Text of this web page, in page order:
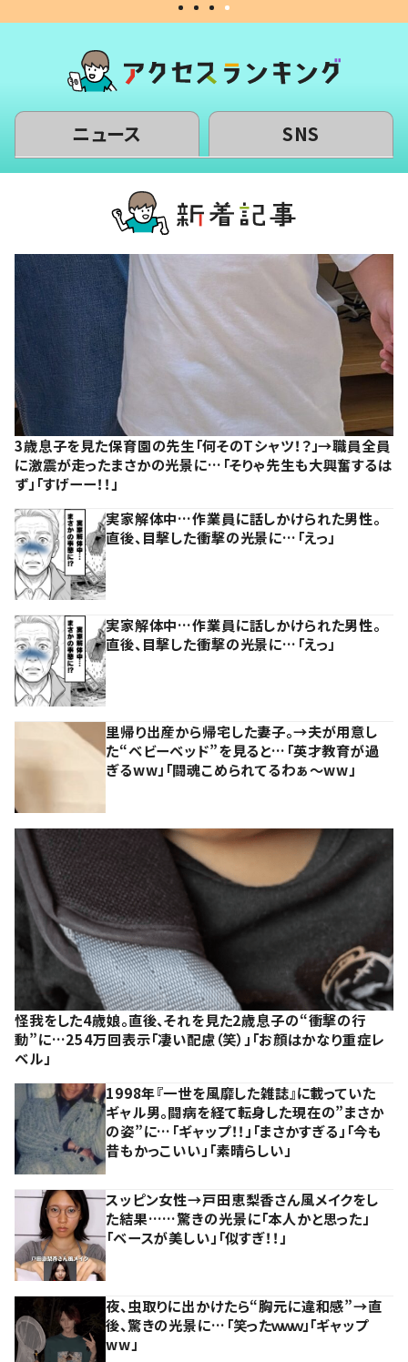
ニュース SNS
3歳息子を見た保育園の先生「何そのTシャツ！？」→職員全員
に激震が走ったまさかの光景に…「そりゃ先生も大興奮するは
ず」「すげーー！！」
実家解体中…作業員に話しかけられた男性。
直後、目撃した衝撃の光景に…「えっ」
実家解体中…作業員に話しかけられた男性。
直後、目撃した衝撃の光景に…「えっ」
里帰り出産から帰宅した妻子。→夫が用意し
た“ベビーベッド”を見ると…「英才教育が過
ぎるww」「闘魂こめられてるわぁ～ww」
怪我をした4歳娘。直後、それを見た2歳息子の“衝撃の行
動”に…254万回表示「凄い配慮（笑）」「お顔はかなり重症レ
ベル」
1998年『一世を風靡した雑誌』に載っていた
ギャル男。闘病を経て転身した現在の”まさか
の姿”に…「ギャップ！！」「まさかすぎる」「今も
昔もかっこいい」「素晴らしい」
スッピン女性→戸田恵梨香さん風メイクをし
た結果……驚きの光景に「本人かと思った」
「ベースが美しい」「似すぎ！！」
夜、虫取りに出かけたら“胸元に違和感”→直
後、驚きの光景に…「笑ったｗｗｗ」「ギャップ
ww」